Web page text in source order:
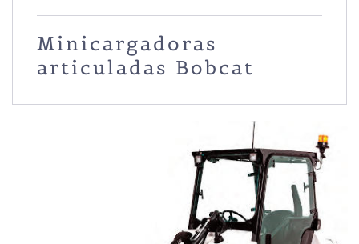
Minicargadoras
articuladas Bobcat